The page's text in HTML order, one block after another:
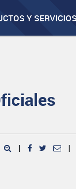
Y SERVICIOS
| |